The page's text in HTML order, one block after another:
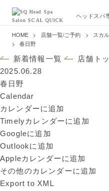
ヘッドスパ
HOME 店舗一覧/ご予約 スカ
春日野
新着情報一覧
店舗ト
2025.06.28
春日野
Calendar
カレンダーに追加
Timelyカレンダーに追加
Googleに追加
Outlookに追加
Appleカレンダーに追加
その他のカレンダーに追加
Export to XML